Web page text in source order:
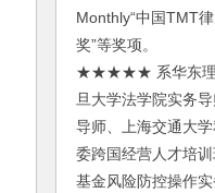
Monthly“中国TMT
奖”等奖项。
★★★★★ 系华东理
旦大学法学院实务
导师、上海交通大
委跨国经营人才培
基金风险防控操作